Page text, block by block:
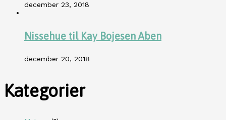
december 23, 2018
Nissehue til Kay Bojesen Aben
december 20, 2018
Kategorier